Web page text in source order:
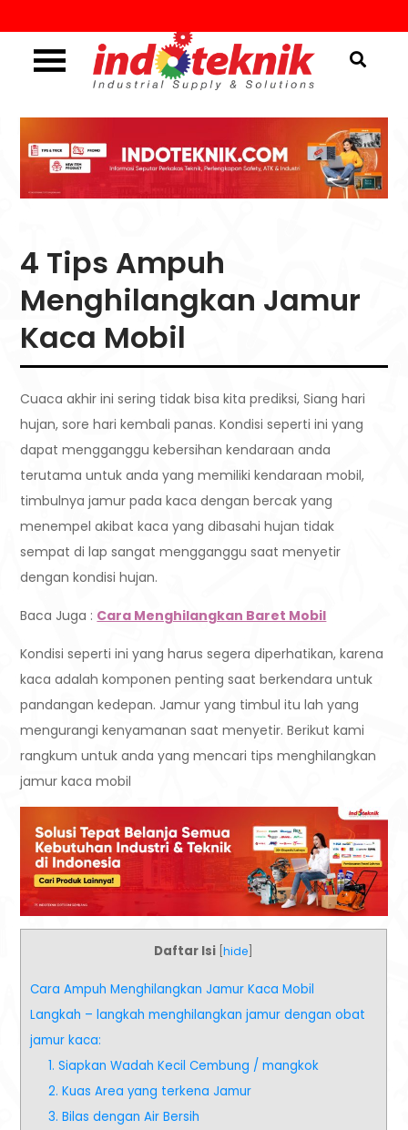
to
content
Seputar Teknik, Safety,
ATK & Industri
4 Tips Ampuh
Menghilangkan Jamur
Kaca Mobil
Cuaca akhir ini sering tidak bisa kita prediksi, Siang hari
hujan, sore hari kembali panas. Kondisi seperti ini yang
dapat mengganggu kebersihan kendaraan anda
terutama untuk anda yang memiliki kendaraan mobil,
timbulnya jamur pada kaca dengan bercak yang
menempel akibat kaca yang dibasahi hujan tidak
sempat di lap sangat mengganggu saat menyetir
dengan kondisi hujan.
Baca Juga : Cara Menghilangkan Baret Mobil
Kondisi seperti ini yang harus segera diperhatikan, karena
kaca adalah komponen penting saat berkendara untuk
pandangan kedepan. Jamur yang timbul itu lah yang
mengurangi kenyamanan saat menyetir. Berikut kami
rangkum untuk anda yang mencari tips menghilangkan
jamur kaca mobil
Daftar Isi [hide
Cara Ampuh Menghilangkan Jamur Kaca Mobil
Langkah – langkah menghilangkan jamur dengan obat
jamur kaca:
1. Siapkan Wadah Kecil Cembung / mangkok
2. Kuas Area yang terkena Jamur
3. Bilas dengan Air Bersih